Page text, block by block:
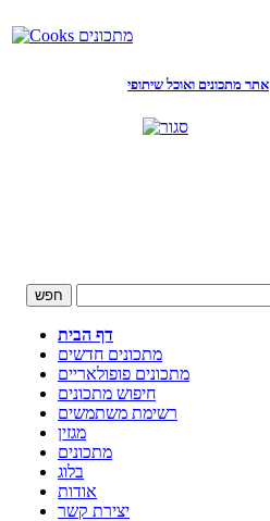
אתר מתכונים ואוכל שיתופי
דף הבית
מתכונים חדשים
מתכונים פופולאריים
חיפוש מתכונים
רשימת משתמשים
מגזין
מתכונים
בלוג
אודות
יצירת קשר